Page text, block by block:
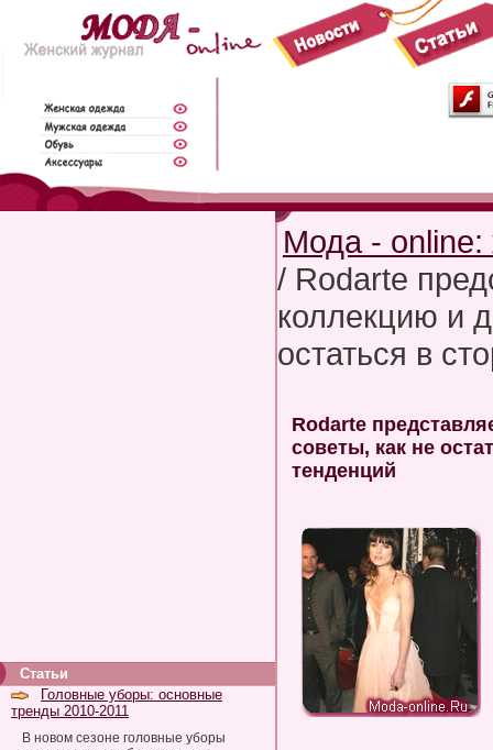
Статьи
Головные уборы: основные
тренды 2010-2011
В новом сезоне головные уборы
Мода - online:
/ Rodarte
коллекцию и
остаться в
Rodarte
советы, как не
тенденций